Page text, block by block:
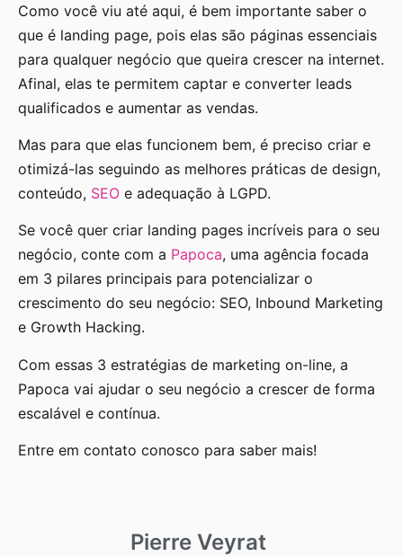
Como você viu até aqui, é bem importante saber o
que é landing page, pois elas são páginas essenciais
para qualquer negócio que queira crescer na internet.
Afinal, elas te permitem captar e converter leads
qualificados e aumentar as vendas.
Mas para que elas funcionem bem, é preciso criar e
otimizá-las seguindo as melhores práticas de design,
conteúdo, SEO e adequação à LGPD.
Se você quer criar landing pages incríveis para o seu
negócio, conte com a Papoca, uma agência focada
em 3 pilares principais para potencializar o
crescimento do seu negócio: SEO, Inbound Marketing
e Growth Hacking.
Com essas 3 estratégias de marketing on-line, a
Papoca vai ajudar o seu negócio a crescer de forma
escalável e contínua.
Entre em contato conosco para saber mais!
Pierre Veyrat